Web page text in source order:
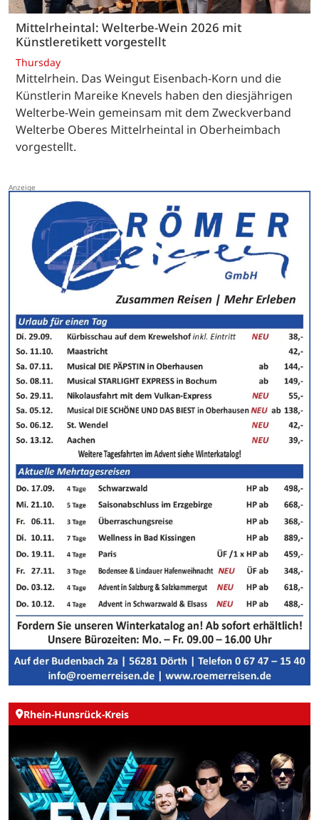
Mittelrheintal: Welterbe-Wein 2026 mit
Künstleretikett vorgestellt
Thursday
Mittelrhein. Das Weingut Eisenbach-Korn und die
Künstlerin Mareike Knevels haben den diesjährigen
Welterbe-Wein gemeinsam mit dem Zweckverband
Welterbe Oberes Mittelrheintal in Oberheimbach
vorgestellt.
Rhein-Hunsrück-Kreis